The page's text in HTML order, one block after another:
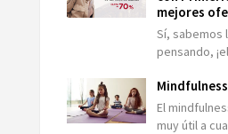
mejores
Sí, sabemos
pensando,
El
muy útil a